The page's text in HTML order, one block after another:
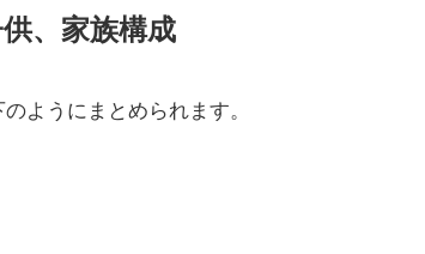
、家族構成
ようにまとめられます。